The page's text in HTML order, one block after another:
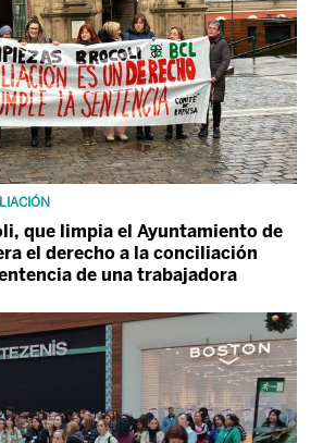
que limpia el Ayuntamiento de
el derecho a la conciliación
de una trabajadora